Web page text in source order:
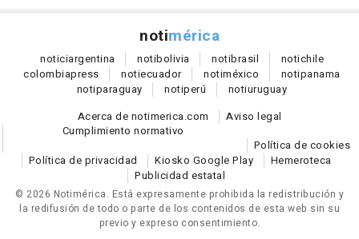
notimérica
noticiargentina notibolivia notibrasil notichile
colombiapress notiecuador notiméxico notipanama
notiparaguay notiperú notiuruguay
Acerca de notimerica.com
Aviso legal
Cumplimiento normativo
Política de cookies
Política de privacidad
Kiosko Google Play
Hemeroteca
Publicidad estatal
© 2026 Notimérica. Está expresamente prohibida la redistribución y
la redifusión de todo o parte de los contenidos de esta web sin su
previo y expreso consentimiento.